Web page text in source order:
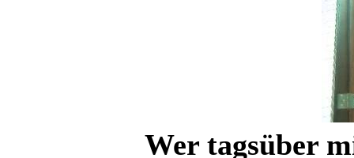
Wer tagsüber